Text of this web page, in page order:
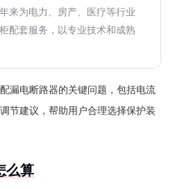
来为电力、房产、医疗等行业
配套服务，以专业技术和成熟
漏电断路器的关键问题，包括电流
节建议，帮助用户合理选择保护装
么算